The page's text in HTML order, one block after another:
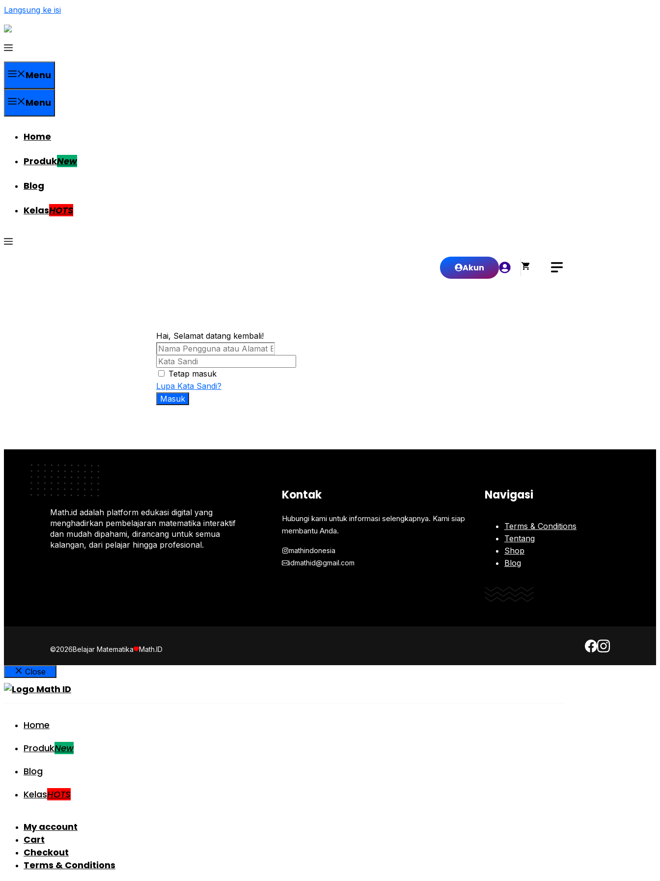
Langsung ke isi
Menu
Menu
Home
ProdukNew
Blog
KelasHOTS
Akun
Hai, Selamat datang kembali!
Tetap masuk
Lupa Kata Sandi?
Masuk
Math.id adalah platform edukasi digital yang
menghadirkan pembelajaran matematika interaktif
dan mudah dipahami, dirancang untuk semua
kalangan, dari pelajar hingga profesional.
Kontak
Hubungi kami untuk informasi selengkapnya. Kami siap
membantu Anda.
mathindonesia
idmathid@gmail.com
Navigasi
Terms & Conditions
Tentang
Shop
Blog
©2026Belajar Matematika Math.ID
Close
Home
ProdukNew
Blog
KelasHOTS
My account
Cart
Checkout
Terms & Conditions